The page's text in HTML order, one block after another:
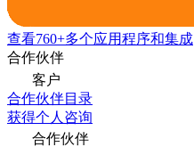
查看760+多个应用程序和集成
合作伙伴
客户
合作伙伴目录
获得个人咨询
合作伙伴